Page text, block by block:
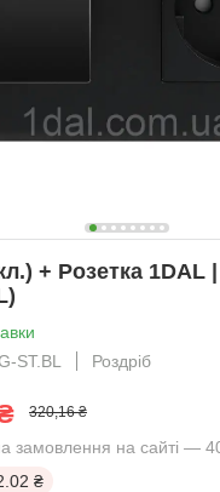
+ Розетка 1DAL
ST.BL
Роздріб
320,16 ₴
замовлення на сайті —
₴